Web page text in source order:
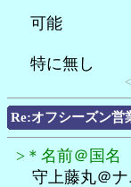
可能
特に無
Re:オフシーズン営
>＊名前＠国名
守上藤丸＠ナ